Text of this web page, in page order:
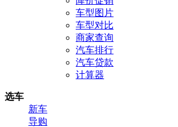
车型图片
车型对比
商家查询
汽车排行
汽车贷款
计算器
选车
新车
导购